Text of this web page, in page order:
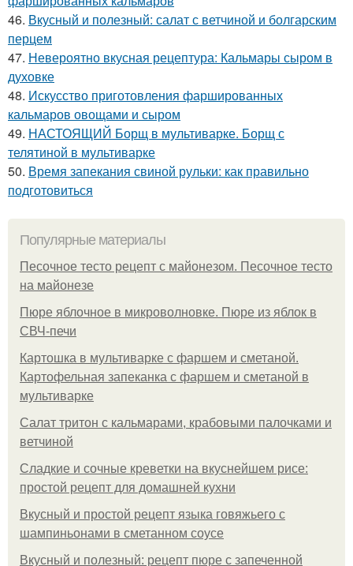
46. Вкусный и полезный: салат с ветчиной и болгарским
перцем
47. Невероятно вкусная рецептура: Кальмары сыром в
духовке
48. Искусство приготовления фаршированных
кальмаров овощами и сыром
49. НАСТОЯЩИЙ Борщ в мультиварке. Борщ с
телятиной в мультиварке
50. Время запекания свиной рульки: как правильно
подготовиться
Популярные материалы
Песочное тесто рецепт с майонезом. Песочное тесто
на майонезе
Пюре яблочное в микроволновке. Пюре из яблок в
СВЧ-печи
Картошка в мультиварке с фаршем и сметаной.
Картофельная запеканка с фаршем и сметаной в
мультиварке
Салат тритон с кальмарами, крабовыми палочками и
ветчиной
Сладкие и сочные креветки на вкуснейшем рисе:
простой рецепт для домашней кухни
Вкусный и простой рецепт языка говяжьего с
шампиньонами в сметанном соусе
Вкусный и полезный: рецепт пюре с запеченной